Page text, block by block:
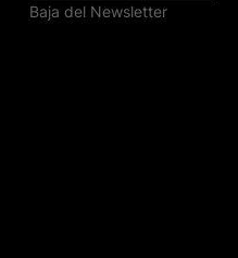
Baja del Newsletter